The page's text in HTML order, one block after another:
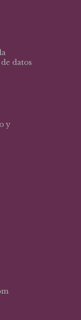
datos
y